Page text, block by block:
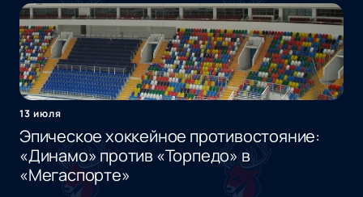
13 июля
Эпическое хоккейное противостояние:
«Динамо» против «Торпедо» в
«Мегаспорте»